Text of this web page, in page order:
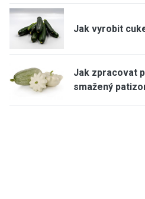
Jak vyrobit
Jak zpracovat
smažený